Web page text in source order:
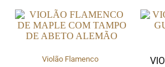
Violão Flamenco